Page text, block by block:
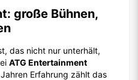
große Bühnen,
das nicht nur unterhält,
ATG Entertainment
Erfahrung zählt das